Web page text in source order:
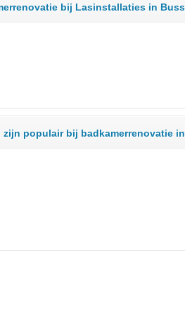
bij Lasinstallaties in
zijn populair bij badkamerrenovatie